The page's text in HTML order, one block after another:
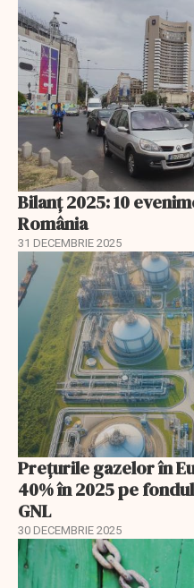
Bilanț 2025: 10
România
31 DECEMBRIE 2025
Prețurile gazelor în
40% în 2025 pe
GNL
30 DECEMBRIE 2025